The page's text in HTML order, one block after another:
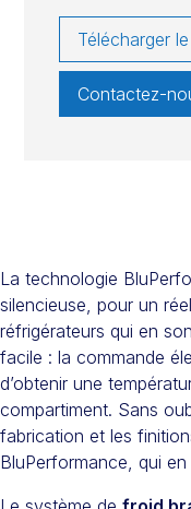
Télécharger
Contactez-
La technologie
silencieuse, pour un
réfrigérateurs qui en
facile : la commande
d’obtenir une
compartiment. Sans
fabrication et les
BluPerformance, qui